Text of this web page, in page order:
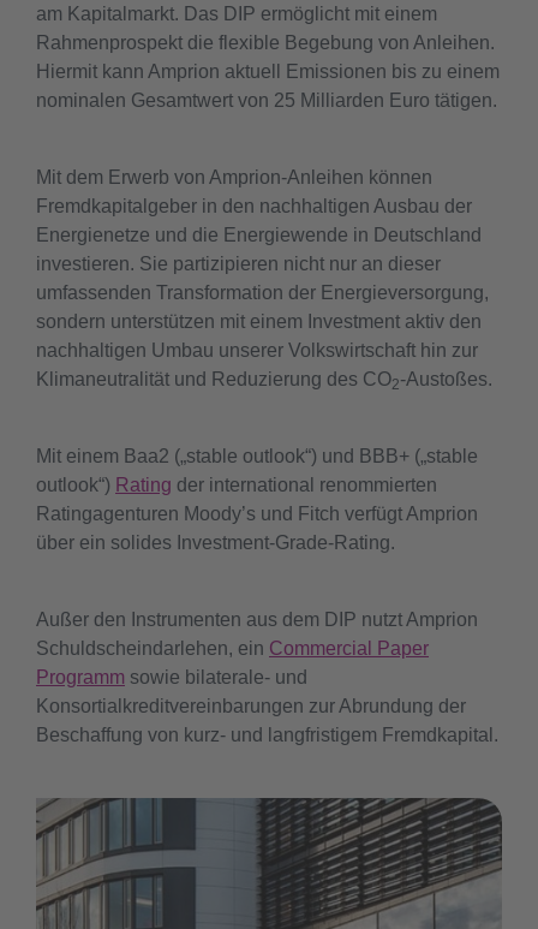
am Kapitalmarkt. Das DIP ermöglicht mit einem
Rahmenprospekt die flexible Begebung von Anleihen.
Hiermit kann Amprion aktuell Emissionen bis zu einem
nominalen Gesamtwert von 25 Milliarden Euro tätigen.
Mit dem Erwerb von Amprion-Anleihen können
Fremdkapitalgeber in den nachhaltigen Ausbau der
Energienetze und die Energiewende in Deutschland
investieren. Sie partizipieren nicht nur an dieser
umfassenden Transformation der Energieversorgung,
sondern unterstützen mit einem Investment aktiv den
nachhaltigen Umbau unserer Volkswirtschaft hin zur
Klimaneutralität und Reduzierung des CO2-Austoßes.
Mit einem Baa2 („stable outlook“) und BBB+ („stable
outlook“) Rating der international renommierten
Ratingagenturen Moody’s und Fitch verfügt Amprion
über ein solides Investment-Grade-Rating.
Außer den Instrumenten aus dem DIP nutzt Amprion
Schuldscheindarlehen, ein Commercial Paper
Programm sowie bilaterale- und
Konsortialkreditvereinbarungen zur Abrundung der
Beschaffung von kurz- und langfristigem Fremdkapital.